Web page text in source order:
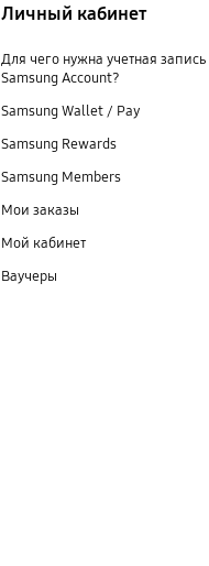
Личный кабинет
Для чего нужна учетная запись
Samsung Account?
Samsung Wallet / Pay
Samsung Rewards
Samsung Members
Мои заказы
Мой кабинет
Ваучеры